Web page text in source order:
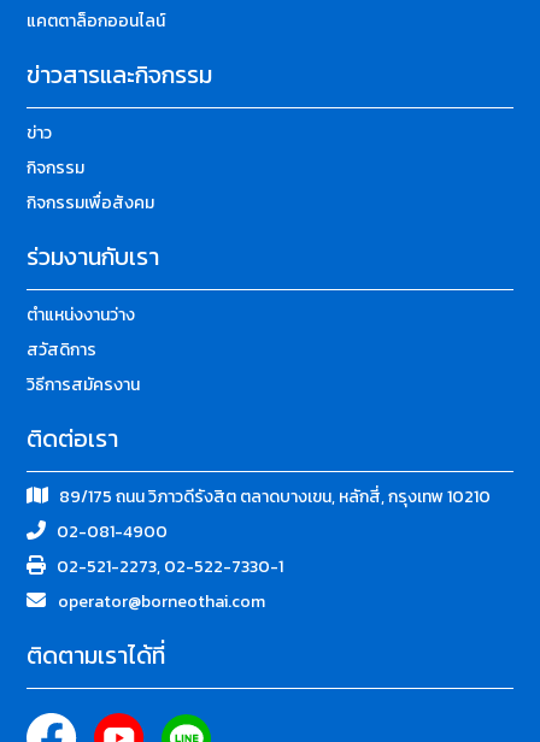
แคตตาล็อกออนไลน์
ข่าวสารและกิจกรรม
ข่าว
กิจกรรม
กิจกรรมเพื่อสังคม
ร่วมงานกับเรา
ตำแหน่งงานว่าง
สวัสดิการ
วิธีการสมัครงาน
ติดต่อเรา
89/175 ถนน วิภาวดีรังสิต ตลาดบางเขน, หลักสี่, กรุงเทพ 10210
02-081-4900
02-521-2273, 02-522-7330-1
operator@borneothai.com
ติดตามเราได้ที่